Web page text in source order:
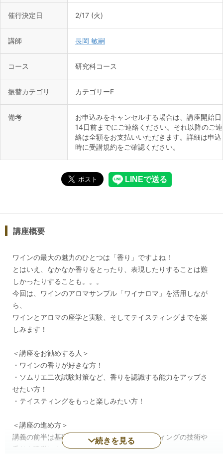
催行決定日 2/17 (火)
講師 長岡 敏嗣
コース 研究科コース
振替カテゴリ カテゴリーF
備考
お申込みをキャンセルする場合は、講座開始日
14日前までにご連絡ください。それ以降のご連
絡は全額をお支払いいただきます。詳細は申込
時に受講規約をご確認ください。
講座概要
ワインの最大の魅力のひとつは「香り」ですよね！
とはいえ、なかなか香りをとったり、表現したりすることは難
しかったりすることも。。。
今回は、ワインのアロマサンプル「ワイナロマ」を活用しなが
ら、
ワインとアロマの座学と実験、そしてテイスティングまでを楽
しみます！
＜講座をお勧めする人＞
・ワインの香りが好きな方！
・ソムリエ二次試験対策など、香りを認識する能力をアップさ
せたい方！
・テイスティングをもっと楽しみたい方！
＜講座の進め方＞
講義の前半は基礎的な知識を中心に、テイスティングの技術や
香りや嗅覚にまつわる知識を学びます。
続きを見る